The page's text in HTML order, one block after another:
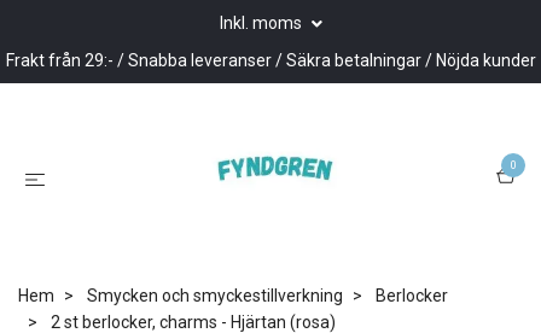
Inkl. moms
Frakt från 29:- / Snabba leveranser / Säkra betalningar / Nöjda kunder
0
Hem Smycken och smyckestillverkning
Berlocker
2 st berlocker, charms - Hjärtan (rosa)